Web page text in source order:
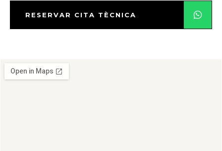
RESERVAR CITA TÈCNICA